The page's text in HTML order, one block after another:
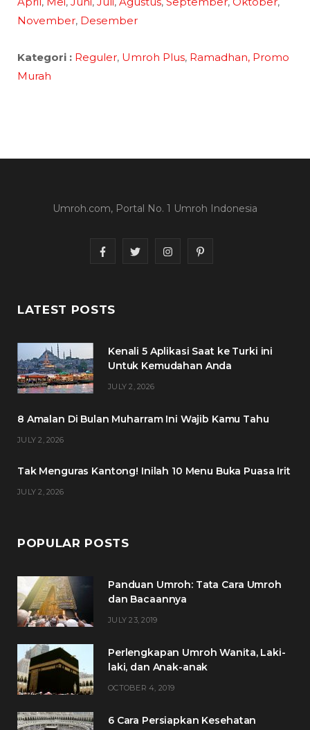
November, Desember
Kategori : Reguler, Umroh Plus, Ramadhan, Promo
Murah
Umroh.com, Portal No. 1 Umroh Indonesia
F
c
b
T
t
I
a
P
e
LATEST POSTS
Kenali 5 Aplikasi Saat ke Turki ini
Untuk Kemudahan Anda
JULY 2, 2026
8 Amalan Di Bulan Muharram Ini Wajib Kamu Tahu
JULY 2, 2026
Tak Menguras Kantong! Inilah 10 Menu Buka Puasa Irit
JULY 2, 2026
POPULAR POSTS
Panduan Umroh: Tata Cara Umroh
dan Bacaannya
JULY 23, 2019
Perlengkapan Umroh Wanita, Laki-
laki, dan Anak-anak
OCTOBER 4, 2019
6 Cara Persiapkan Kesehatan